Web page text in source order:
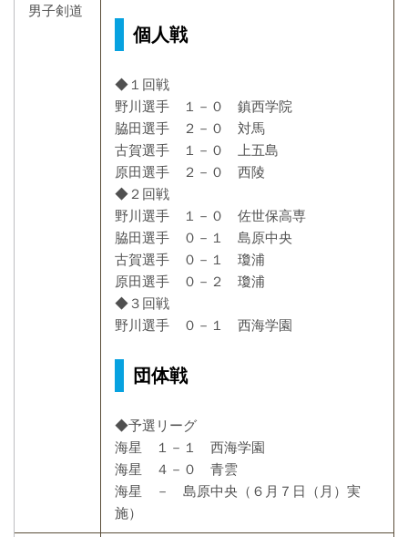
男子剣道
個人戦
◆１回戦
野川選手 １－０ 鎮西学院
脇田選手 ２－０ 対馬
古賀選手 １－０ 上五島
原田選手 ２－０ 西陵
◆２回戦
野川選手 １－０ 佐世保高専
脇田選手 ０－１ 島原中央
古賀選手 ０－１ 瓊浦
原田選手 ０－２ 瓊浦
◆３回戦
野川選手 ０－１ 西海学園
団体戦
◆予選リーグ
海星 １－１ 西海学園
海星 ４－０ 青雲
海星 － 島原中央（６月７日（月）実
施）